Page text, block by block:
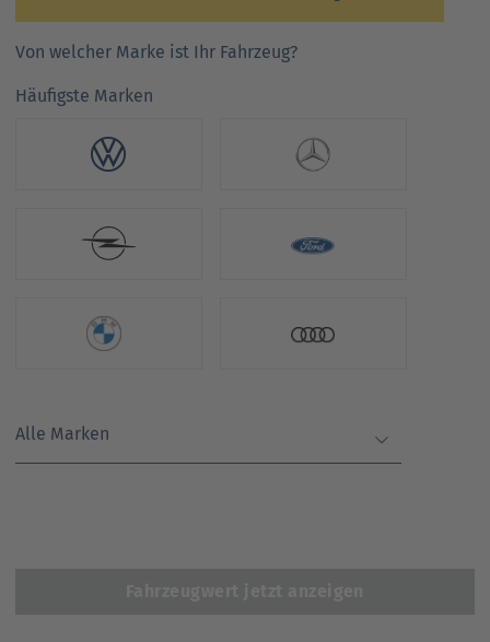
Von welcher Marke ist Ihr Fahrzeug?
Häufigste Marken
Alle Marken